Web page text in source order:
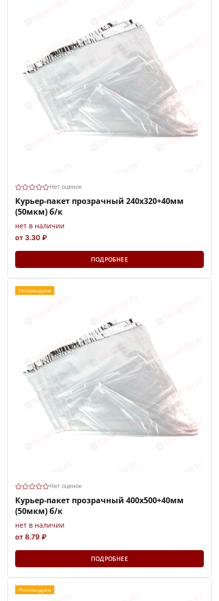
Нет оценок
Курьер-пакет прозрачный 240х320+40мм
(50мкм) б/к
нет в наличии
от 3.30 ₽
ПОДРОБНЕЕ
Рекомендуем
Нет оценок
Курьер-пакет прозрачный 400х500+40мм
(50мкм) б/к
нет в наличии
от 8.79 ₽
ПОДРОБНЕЕ
Рекомендуем